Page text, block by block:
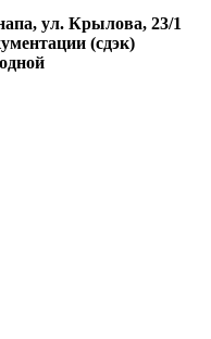
ул. Крылова, 23/1
(сдэк)